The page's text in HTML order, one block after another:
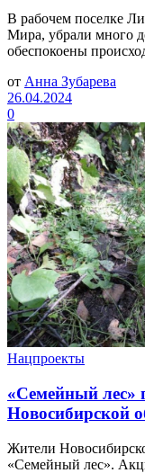
В рабочем поселке
Мира, убрали много
обеспокоены
от Анна Зубарева
26.04.2024
0
Нацпроекты
«Семейный лес»
Новосибирской
Жители
«Семейный лес».